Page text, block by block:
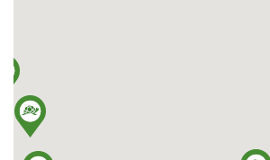
E-mail: greinplastlubaczow@greinplast.pl
More
Greinplast Podkarpacie Sp. z o.o.